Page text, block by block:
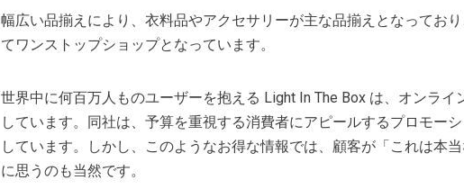
幅広い品揃えにより、衣料品やアクセサリーが主な品揃えとなってお
てワンストップショップとなっています。
世界中に何百万人ものユーザーを抱える Light In The Box は、オンライ
しています。同社は、予算を重視する消費者にアピールするプロモー
しています。しかし、このようなお得な情報では、顧客が「これは本
に思うのも当然です。